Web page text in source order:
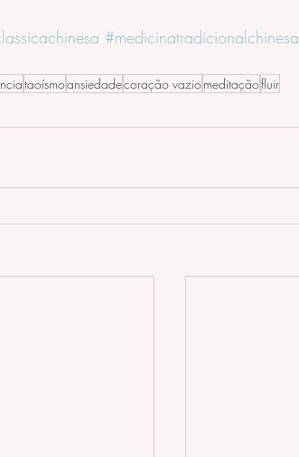
#medicinatradicionalchinesa
taoísmoansiedadecoração vaziomeditaçãofluir